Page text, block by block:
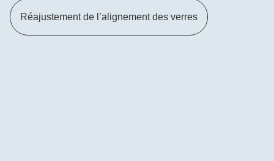
Réajustement de l’alignement des verres